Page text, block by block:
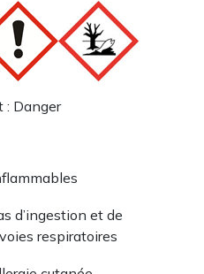
: Danger
d’ingestion et de
respiratoires